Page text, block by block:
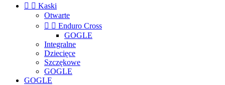
  Kaski
Otwarte
  Enduro Cross
GOGLE
Integralne
Dziecięce
Szczękowe
GOGLE
GOGLE